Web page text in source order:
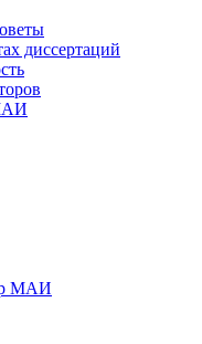
диссертаций
МАИ